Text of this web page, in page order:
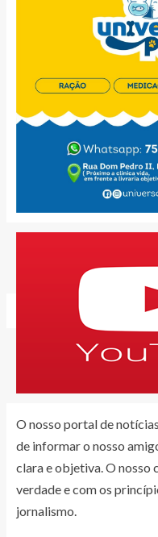
O nosso portal de
de informar o nosso
clara e objetiva. O nosso
verdade e com os
jornalismo.